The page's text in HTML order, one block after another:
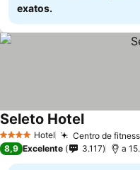
exatos.
4 EstrelasHotel Centro de
Seleto Hotel
8,9 Excelente 3.117 a